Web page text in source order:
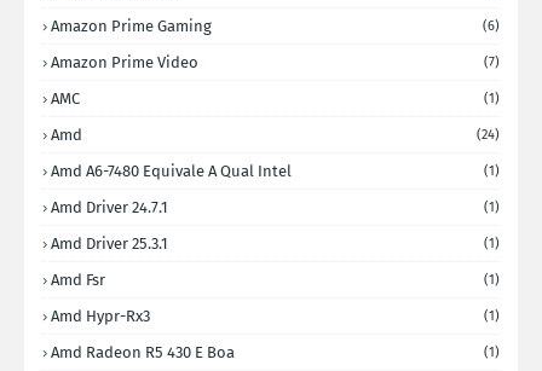
Amazon Prime Gaming (6)
Amazon Prime Video (7)
AMC (1)
Amd (24)
Amd A6-7480 Equivale A Qual Intel (1)
Amd Driver 24.7.1 (1)
Amd Driver 25.3.1 (1)
Amd Fsr (1)
Amd Hypr-Rx3 (1)
Amd Radeon R5 430 E Boa (1)